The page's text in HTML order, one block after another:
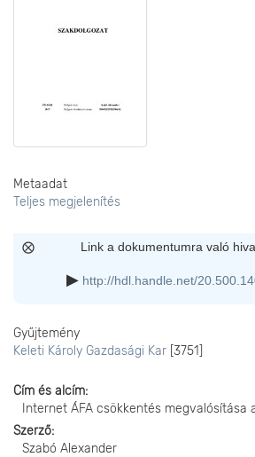
Metaadat
Teljes megjelenítés
Link a dokumentumra való
http://hdl.handle.net/
Gyűjtemény
Keleti Károly Gazdasági Kar [3751]
Cím és alcím
Internet ÁFA csökkentés megvalósítása
Szerző
Szabó Alexander